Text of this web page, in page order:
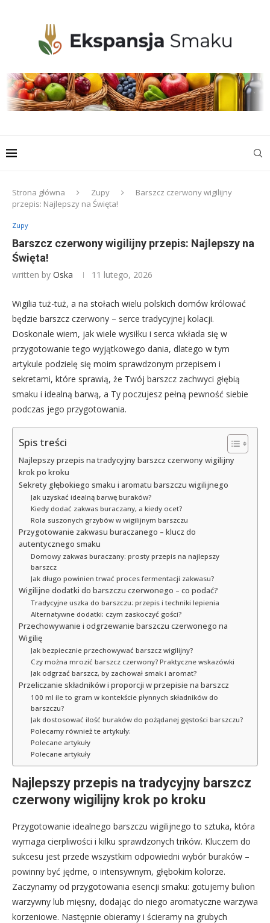
Strona główna Zupy
Barszcz czerwony wigilijny
przepis: Najlepszy na Święta!
Zupy
Barszcz czerwony wigilijny przepis: Najlepszy na
Święta!
written by Oska 11 lutego, 2026
Wigilia tuż-tuż, a na stołach wielu polskich domów królować
będzie barszcz czerwony – serce tradycyjnej kolacji.
Doskonale wiem, jak wiele wysiłku i serca wkłada się w
przygotowanie tego wyjątkowego dania, dlatego w tym
artykule podzielę się moim sprawdzonym przepisem i
sekretami, które sprawią, że Twój barszcz zachwyci głębią
smaku i idealną barwą, a Ty poczujesz pełną pewność siebie
podczas jego przygotowania.
Spis treści
Najlepszy przepis na tradycyjny barszcz czerwony wigilijny
krok po kroku
Sekrety głębokiego smaku i aromatu barszczu wigilijnego
Jak uzyskać idealną barwę buraków?
Kiedy dodać zakwas buraczany, a kiedy ocet?
Rola suszonych grzybów w wigilijnym barszczu
Przygotowanie zakwasu buraczanego – klucz do
autentycznego smaku
Domowy zakwas buraczany: prosty przepis na najlepszy
barszcz
Jak długo powinien trwać proces fermentacji zakwasu?
Wigilijne dodatki do barszczu czerwonego – co podać?
Tradycyjne uszka do barszczu: przepis i techniki lepienia
Alternatywne dodatki: czym zaskoczyć gości?
Przechowywanie i odgrzewanie barszczu czerwonego na
Wigilię
Jak bezpiecznie przechowywać barszcz wigilijny?
Czy można mrozić barszcz czerwony? Praktyczne wskazówki
Jak odgrzać barszcz, by zachował smak i aromat?
Przeliczanie składników i proporcji w przepisie na barszcz
100 ml ile to gram w kontekście płynnych składników do
barszczu?
Jak dostosować ilość buraków do pożądanej gęstości barszczu?
Polecamy również te artykuły:
Polecane artykuły
Polecane artykuły
Najlepszy przepis na tradycyjny barszcz
czerwony wigilijny krok po kroku
Przygotowanie idealnego barszczu wigilijnego to sztuka, która
wymaga cierpliwości i kilku sprawdzonych trików. Kluczem do
sukcesu jest przede wszystkim odpowiedni wybór buraków –
powinny być jędrne, o intensywnym, głębokim kolorze.
Zaczynamy od przygotowania esencji smaku: gotujemy bulion
warzywny lub mięsny, dodając do niego aromatyczne warzywa
korzeniowe. Następnie obieramy i ścieramy na grubych